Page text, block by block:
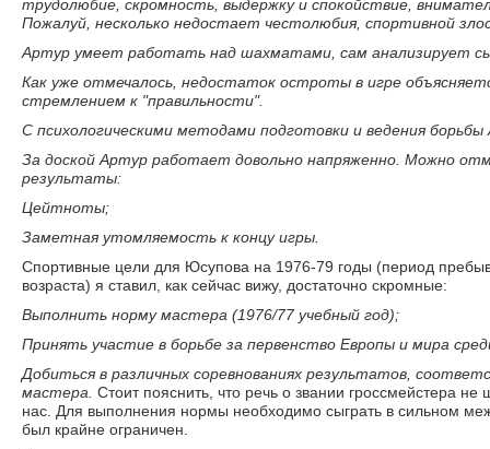
трудолюбие, скромность, выдержку и спокойствие,
Пожалуй, несколько недостает честолюбия, спортивной
Артур умеет работать над шахматами, сам анализирует
Как уже отмечалось, недостаток остроты в игре
стремлением к "правильности".
С психологическими методами подготовки и ведения
За доской Артур работает довольно напряженно. Можно
результаты:
Цейтноты;
Заметная утомляемость к концу игры.
Спортивные цели для Юсупова на 1976-79 годы (период
возраста) я ставил, как сейчас вижу, достаточно скромные:
Выполнить норму мастера (1976/77 учебный год);
Принять участие в борьбе за первенство Европы и мира
Добиться в различных соревнованиях результатов,
мастера. Стоит пояснить, что речь о звании гроссмейстера
нас. Для выполнения нормы необходимо сыграть в сильном
был крайне ограничен.